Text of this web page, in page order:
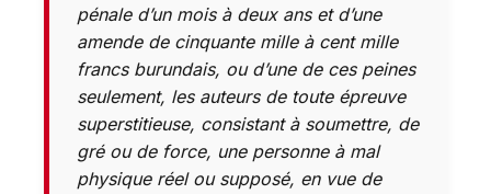
pénale d’un mois à deux ans et d’une
amende de cinquante mille à cent mille
francs burundais, ou d’une de ces peines
seulement, les auteurs de toute épreuve
superstitieuse, consistant à soumettre, de
gré ou de force, une personne à mal
physique réel ou supposé, en vue de